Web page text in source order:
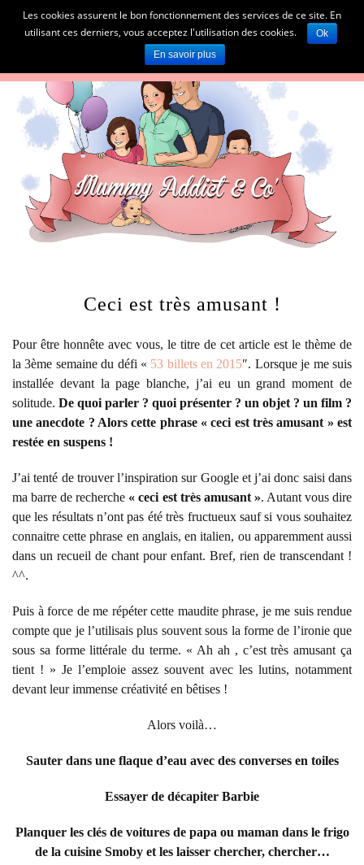
Ceci est très amusant !
Pour être honnête avec vous, le titre de cet article est le thème de
la 3ème semaine du défi « 53 billets en 2015″. Lorsque je me suis
installée devant la page blanche, j’ai eu un grand moment de
solitude. De quoi parler ? quoi présenter ? un objet ? un film ?
une anecdote ? Alors cette phrase « ceci est très amusant » est
restée en suspens !
J’ai tenté de trouver l’inspiration sur Google et j’ai donc saisi dans
ma barre de recherche « ceci est très amusant ». Autant vous dire
que les résultats n’ont pas été très fructueux sauf si vous souhaitez
connaitre cette phrase en anglais, en italien, ou apparemment aussi
dans un recueil de chant pour enfant. Bref, rien de transcendant !
^^.
Puis à force de me répéter cette maudite phrase, je me suis rendue
compte que je l’utilisais plus souvent sous la forme de l’ironie que
sous sa forme littérale du terme. « Ah ah , c’est très amusant ça
tient ! » Je l’emploie assez souvent avec les lutins, notamment
devant leur immense créativité en bêtises !
Alors voilà…
Sauter dans une flaque d’eau avec des converses en toiles
Essayer de décapiter Barbie
Planquer les clés de voitures de papa ou maman dans le frigo
de la cuisine Smoby et les laisser chercher, chercher…
Les cookies assurent le bon fonctionnement des services de ce site. En
utilisant ces derniers, vous acceptez l'utilisation des cookies.
Ok
En savoir plus